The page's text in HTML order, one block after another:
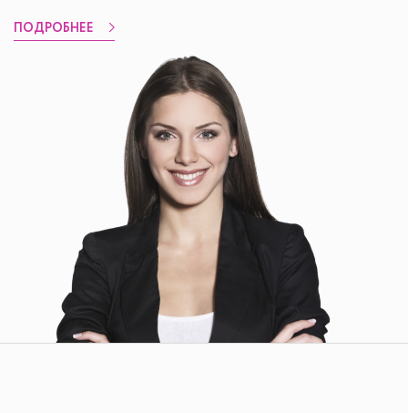
ПОДРОБНЕЕ